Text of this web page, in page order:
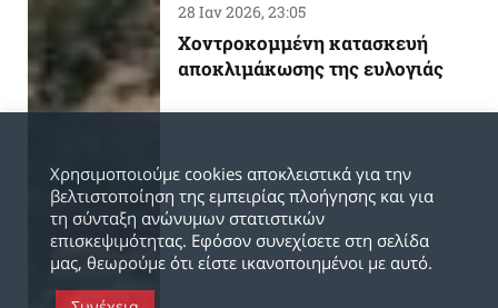
28 Ιαν 2026, 23:05
Χοντροκομμένη κατασκευή
αποκλιμάκωσης της ευλογιάς
Χρησιμοποιούμε cookies αποκλειστικά για την
βελτιστοποίηση της εμπειρίας πλοήγησης και για
τη σύνταξη ανώνυμων στατιστικών
επισκεψιμότητας. Εφόσον συνεχίσετε στη σελίδα
μας, θεωρούμε ότι είστε ικανοποιημένοι με αυτό.